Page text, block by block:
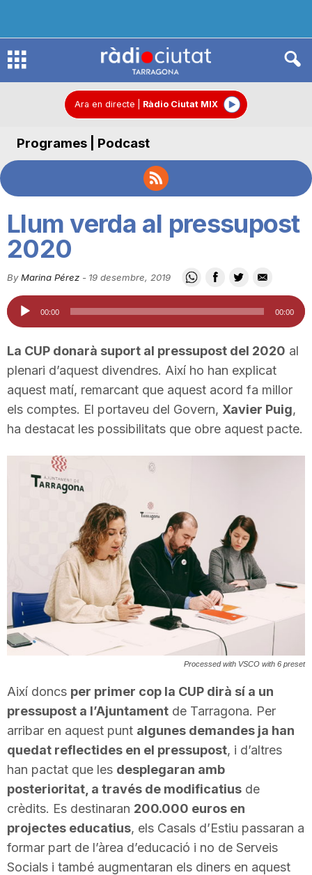
R
d
o
C
i
u
t
e
T
a
r
r
g
Ara en directe Ràdio Ciutat MIX
Programes | Podcast
Llum verda al pressupost
2020
By Marina Pérez - 19 desembre, 2019
Reproductor
d'àudio
00:00 00:00
La CUP donarà suport al pressupost del 2020 al
plenari d’aquest divendres. Així ho han explicat
aquest matí, remarcant que aquest acord fa millor
els comptes. El portaveu del Govern, Xavier Puig,
ha destacat les possibilitats que obre aquest pacte.
Processed with VSCO with 6 preset
Així doncs per primer cop la CUP dirà sí a un
pressupost a l’Ajuntament de Tarragona. Per
arribar en aquest punt algunes demandes ja han
quedat reflectides en el pressupost, i d’altres
han pactat que les desplegaran amb
posterioritat, a través de modificatius de
crèdits. Es destinaran 200.000 euros en
projectes educatius, els Casals d’Estiu passaran a
formar part de l’àrea d’educació i no de Serveis
Socials i també augmentaran els diners en aquest